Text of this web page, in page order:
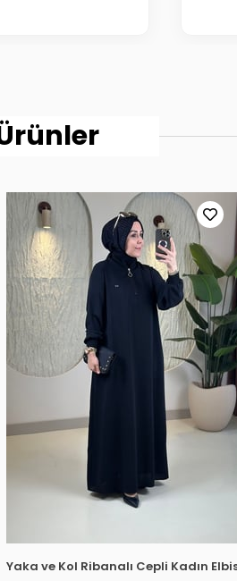
KADO 251292
Yaka ve Kol Ribanalı Cepli Kadın